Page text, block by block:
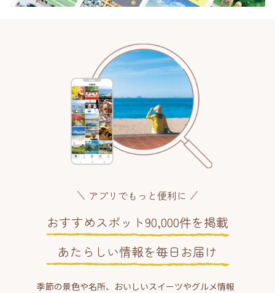
アプリでもっと便利に
おすすめスポット90,000件を掲載
あたらしい情報を毎日お届け
季節の景色や名所、おいしいスイーツやグルメ情報